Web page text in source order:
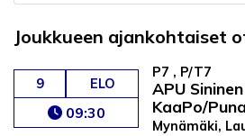
Joukkueen ajankohtaiset
9 ELO
09:30
P7 , P/T7
APU
KaaPo/
Mynämäki,